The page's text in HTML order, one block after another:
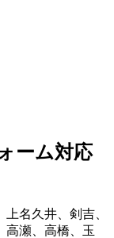
ーム対応
上名久井 剣吉
高瀬 高橋
玉